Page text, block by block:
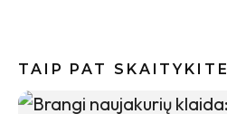
TAIP PAT SKAITYKITE